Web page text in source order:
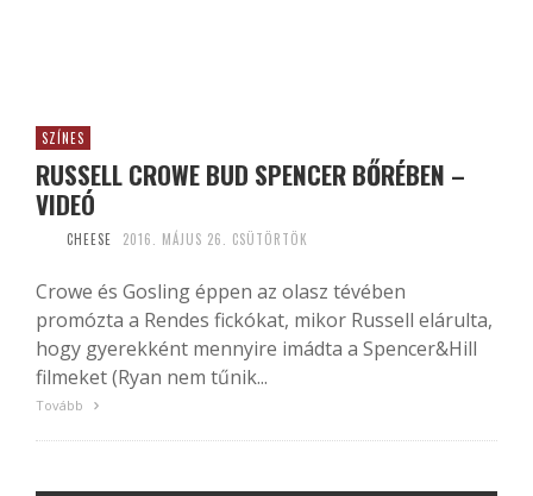
SZÍNES
RUSSELL CROWE BUD SPENCER BŐRÉBEN –
VIDEÓ
CHEESE 2016. MÁJUS 26. CSÜTÖRTÖK
Crowe és Gosling éppen az olasz tévében
promózta a Rendes fickókat, mikor Russell elárulta,
hogy gyerekként mennyire imádta a Spencer&Hill
filmeket (Ryan nem tűnik...
Tovább